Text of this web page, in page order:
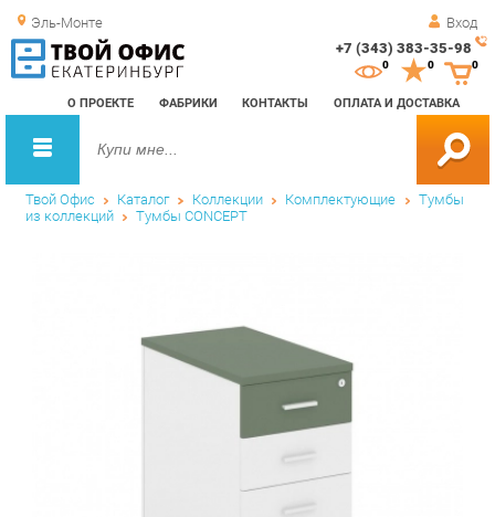
Эль-Монте Вход
+7 (343) 383-35-98
О ПРОЕКТЕ ФАБРИКИ КОНТАКТЫ ОПЛАТА И ДОСТАВКА
0 0
Твой Офис Каталог Коллекции Комплектующие Тумбы
из коллекций Тумбы CONCEPT